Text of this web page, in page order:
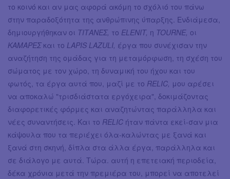
το κοινό και αν μας αφορά ακόμη το σχόλιό του πάνω
στην παραδοξότητα της ανθρώπινης ύπαρξης. Ενδιάμεσα,
δημιουργήθηκαν οι ΤΙΤΑΝΕΣ, το ELENIT, η TOURNE, οι
ΚΑΜΑΡΕΣ και το LAPIS LAZULI, έργα που συνέχισαν την
αναζήτηση της ομάδας για τη μεταμόρφωση, τη σχέση του
σώματος με τον χώρο, τη δυναμική του ήχου και του
φωτός, τα έργα αυτά που, μαζί με το RELIC, μου αρέσει
να αποκαλώ "τρισδιάστατα εργόχειρα", δοκιμάζοντας
διαφορετικές φόρμες και αναζητώντας παράλληλα και
νέες συναντήσεις. Και το RELIC ήταν πάντα εκεί-σαν μια
κάψουλα που τα περιέχει όλα-καλώντας με ξανά και
ξανά στη σκηνή, δίπλα στα άλλα έργα, παράλληλα και
σε διάλογο με αυτά. Τώρα. αυτή η επετειακή περιοδεία,
δέκα χρόνια μετά την πρεμιέρα του, μπορεί να αποτελεί